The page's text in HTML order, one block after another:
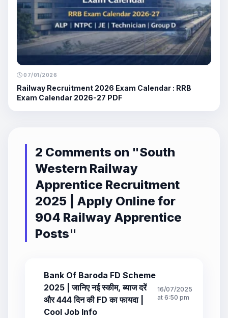
07/01/2026
Railway Recruitment 2026 Exam Calendar : RRB
Exam Calendar 2026-27 PDF
2 Comments on "South
Western Railway
Apprentice Recruitment
2025 | Apply Online for
904 Railway Apprentice
Posts"
Bank Of Baroda FD Scheme
2025 | जानिए नई स्कीम, ब्याज दरें
और 444 दिन की FD का फायदा |
Cool Job Info
16/07/2025
at 6:50 pm